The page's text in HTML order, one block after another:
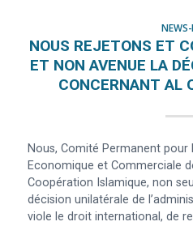
NEWS-
NOUS REJETONS ET
ET NON AVENUE LA
CONCERNANT AL
Nous, Comité Permanent pour
Economique et Commerciale
Coopération Islamique, non
décision unilatérale de
viole le droit international, de